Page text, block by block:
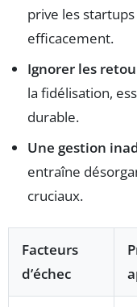
prive les
efficacement.
Ignorer les
la fidélisation,
durable.
Une gestion
entraîne
cruciaux.
Facteurs
d’échec